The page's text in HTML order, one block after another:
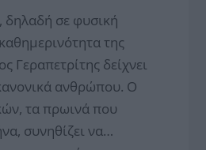
δηλαδή σε φυσική
της
Γεραπετρίτης δείχνει
ανθρώπου. Ο
τα πρωινά που
συνηθίζει να…